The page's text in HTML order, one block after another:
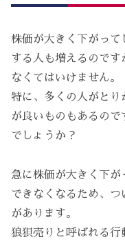
株価が大きく下がっ
する人も増えるので
なくてはいけません。
特に、多くの人がと
が良いものもあるの
でしょうか？
急に株価が大きく下
できなくなるため、
があります。
狼狽売りと呼ばれる行